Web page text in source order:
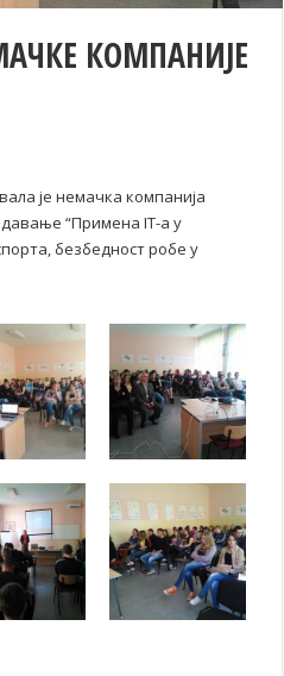
КОМПАНИЈЕ
је немачка компанија
“Примена IT-a у
безбедност робе у